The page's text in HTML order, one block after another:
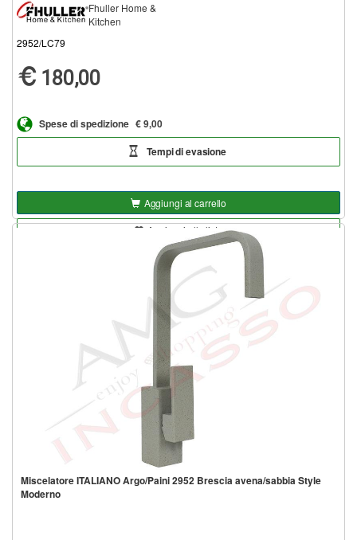
Fhuller Home &
Kitchen
2952/LC79
180,00
Spese di spedizione € 9,00
Tempi di evasione
Aggiungi al carrello
Aggiungi alla lista
Miscelatore ITALIANO Argo/Paini 2952 Brescia avena/sabbia Style
Moderno